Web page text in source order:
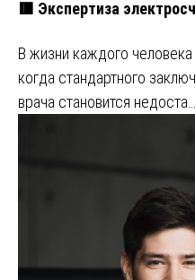
🟥 Экспертиза
В жизни каждого
когда стандартного
врача становится недоста…